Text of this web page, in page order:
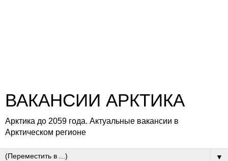
ВАКАНСИИ АРКТИКА
Арктика до 2059 года. Актуальные вакансии в
Арктическом регионе
▼